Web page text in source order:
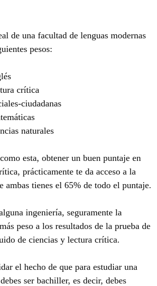
de una facultad de lenguas modernas
pesos:
crítica
ciudadanas
naturales
esta, obtener un buen puntaje en
prácticamente te da acceso a la
ambas tienes el 65% de todo el puntaje.
ingeniería, seguramente la
peso a los resultados de la prueba de
de ciencias y lectura crítica.
el hecho de que para estudiar una
ser bachiller, es decir, debes